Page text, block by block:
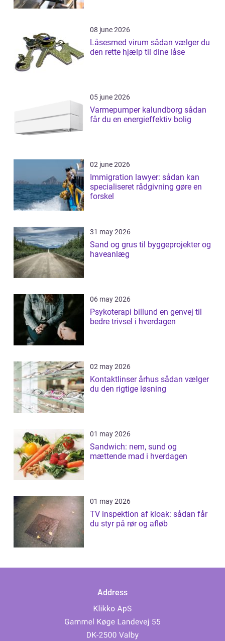
08 june 2026
Låsesmed virum sådan vælger du
den rette hjælp til dine låse
05 june 2026
Varmepumper kalundborg sådan
får du en energieffektiv bolig
02 june 2026
Immigration lawyer: sådan kan
specialiseret rådgivning gøre en
forskel
31 may 2026
Sand og grus til byggeprojekter og
haveanlæg
06 may 2026
Psykoterapi billund en genvej til
bedre trivsel i hverdagen
02 may 2026
Kontaktlinser århus sådan vælger
du den rigtige løsning
01 may 2026
Sandwich: nem, sund og
mættende mad i hverdagen
01 may 2026
TV inspektion af kloak: sådan får
du styr på rør og afløb
Address